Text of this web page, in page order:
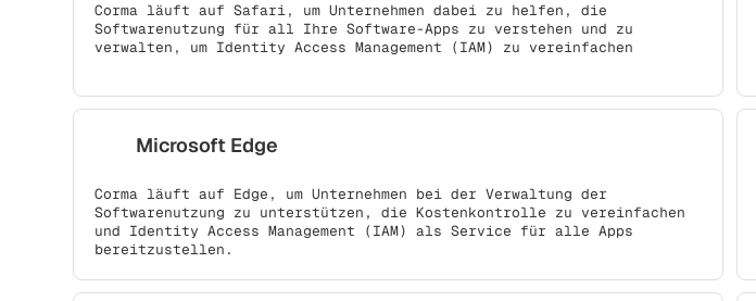
Corma läuft auf Safari, um Unternehmen dabei zu helfen, die
Softwarenutzung für all Ihre Software-Apps zu verstehen und zu
verwalten, um Identity Access Management (IAM) zu vereinfachen
Microsoft Edge
Corma läuft auf Edge, um Unternehmen bei der Verwaltung der
Softwarenutzung zu unterstützen, die Kostenkontrolle zu vereinfachen
und Identity Access Management (IAM) als Service für alle Apps
bereitzustellen.